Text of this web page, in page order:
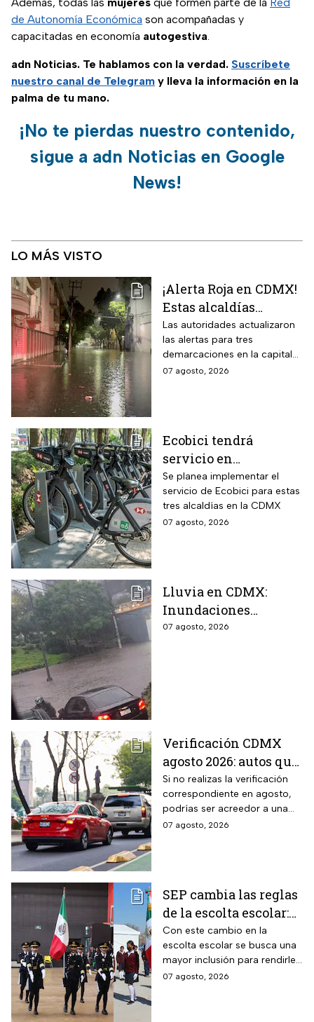
de Autonomía Económica son acompañadas y
capacitadas en economía autogestiva.
adn Noticias. Te hablamos con la verdad. Suscríbete
nuestro canal de Telegram y lleva la información en la
palma de tu mano.
¡No te pierdas nuestro contenido,
sigue a adn Noticias en Google
News!
LO MÁS VISTO
¡Alerta Roja en CDMX!
Estas alcaldías
registran lluvias
intensas e
inundaciones este
viernes 7 de agosto
Las autoridades actualizaron
las alertas para tres
demarcaciones en la capital
del país por las intensas
07 agosto, 2026
Ecobici tendrá
servicio en
Iztapalapa, Tlalpan e
Iztacalco; preparan
nuevas estaciones
Se planea implementar el
servicio de Ecobici para estas
tres alcaldías en la CDMX
07 agosto, 2026
Lluvia en CDMX:
Inundaciones
colapsan Periférico
07 agosto, 2026
Verificación CDMX
agosto 2026: autos que
deben hacer el
trámite y posibles
multas
Si no realizas la verificación
correspondiente en agosto,
podrías ser acreedor a una
sanción económica
07 agosto, 2026
SEP cambia las reglas
de la escolta escolar:
¿cómo se elegirá a los
alumnos a partir de
ahora?
Con este cambio en la
escolta escolar se busca una
mayor inclusión para rendirle
honores a la bandera
07 agosto, 2026